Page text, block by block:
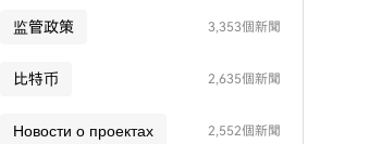
监管政策 3,353個新聞
比特币 2,635個新聞
Новости о проектах 2,552個新聞